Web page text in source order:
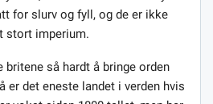
for slurv og fyll, og de er ikke
stort imperium.
britene så hardt å bringe orden
er det eneste landet i verden hvis